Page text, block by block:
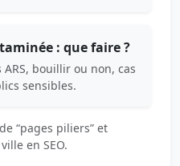
: que faire ?
bouillir ou non, cas
sensibles.
“pages piliers” et
en SEO.